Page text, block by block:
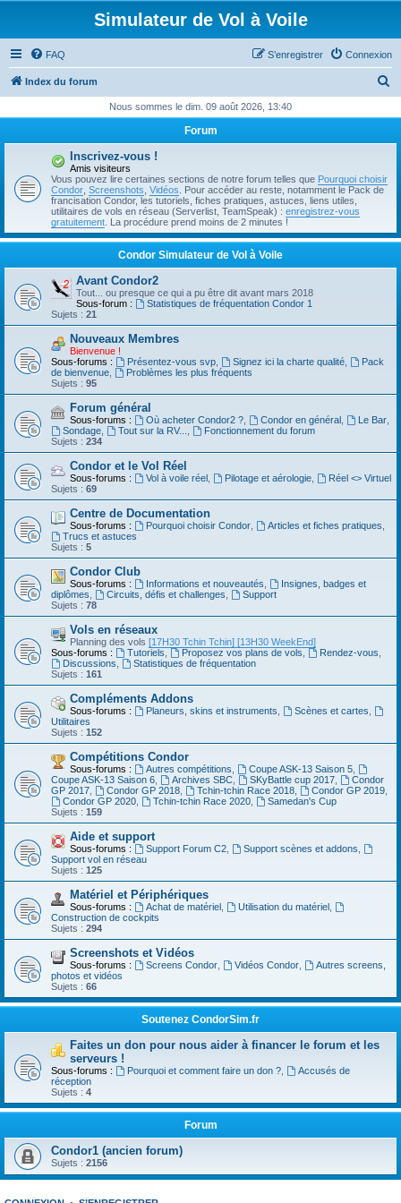
Simulateur de Vol à Voile
FAQ Connexion
S’enregistrer
Index du forum
h
h
Nous sommes le dim. 09 août 2026, 13:40
Forum
Inscrivez-vous !
Amis visiteurs
Vous pouvez lire certaines sections de notre forum telles que Pourquoi choisir
Condor Screenshots Vidéos . Pour accéder au reste, notamment le Pack de
francisation Condor, les tutoriels, fiches pratiques, astuces, liens utiles,
utilitaires de vols en réseau (Serverlist, TeamSpeak) : enregistrez-vous
gratuitement . La procédure prend moins de 2 minutes !
Condor Simulateur de Vol à Voile
Avant Condor2
Tout... ou presque ce qui a pu être dit avant mars 2018
Sous-forum :
Statistiques de fréquentation Condor 1
Sujets : 21
Nouveaux Membres
Bienvenue !
Sous-forums :
Présentez-vous svp, Signez ici la charte qualité,
Pack
de bienvenue
Problèmes les plus fréquents
Sujets : 95
Forum général
Sous-forums : Où acheter Condor2 ?, Condor en général, Le Bar,
Sondage, Tout sur la RV...
Fonctionnement du forum
Sujets : 234
Condor et le Vol Réel
Sous-forums : Vol à voile réel, Pilotage et aérologie,
Réel <> Virtuel
Sujets : 69
Centre de Documentation
Sous-forums : Pourquoi choisir Condor, Articles et fiches pratiques
Trucs et astuces
Sujets : 5
Condor Club
Sous-forums : Informations et nouveautés
Insignes, badges et
diplômes
Circuits, défis et challenges
Support
Sujets : 78
Vols en réseaux
Planning des vols [17H30 Tchin Tchin] [13H30 WeekEnd]
Sous-forums :
Tutoriels Proposez vos plans de vols Rendez-vous
Discussions
Statistiques de fréquentation
Sujets : 161
Compléments Addons
Sous-forums : Planeurs, skins et instruments Scènes et cartes
Utilitaires
Sujets : 152
Compétitions Condor
Sous-forums : Autres compétitions Coupe ASK-13 Saison 5,
Coupe ASK-13 Saison 6
Archives SBC, SKyBattle cup 2017,
Condor
GP 2017
Condor GP 2018, Tchin-tchin Race 2018, Condor GP 2019,
Condor GP 2020, Tchin-tchin Race 2020,
Samedan's Cup
Sujets : 159
Aide et support
Sous-forums : Support Forum C2, Support scènes et addons
Support vol en réseau
Sujets : 125
Matériel et Périphériques
Sous-forums : Achat de matériel, Utilisation du matériel,
Construction de cockpits
Sujets : 294
Screenshots et Vidéos
Sous-forums : Screens Condor, Vidéos Condor,
Autres screens,
photos et vidéos
Sujets : 66
Soutenez CondorSim.fr
Faites un don pour nous aider à financer le forum et les
serveurs !
Sous-forums : Pourquoi et comment faire un don ?,
Accusés de
réception
Sujets : 4
Forum
Condor1 (ancien forum)
Sujets : 2156